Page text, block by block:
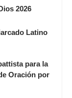
2026
Latino
para la
Oración por